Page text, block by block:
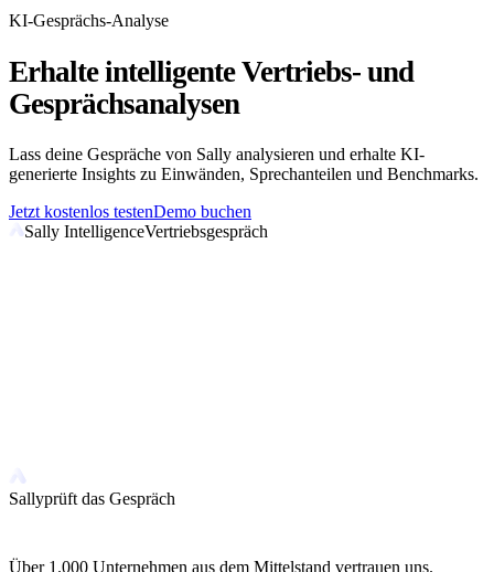
KI-Gesprächs-Analyse
Erhalte intelligente Vertriebs- und
Gesprächsanalysen
Lass deine Gespräche von Sally analysieren und erhalte KI-
generierte Insights zu Einwänden, Sprechanteilen und Benchmarks.
Jetzt kostenlos testenDemo buchen
Sally IntelligenceVertriebsgespräch
Sallyprüft das Gespräch
Über 1.000 Unternehmen aus dem Mittelstand vertrauen uns.